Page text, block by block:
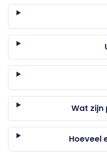
Wat zijn
Hoeveel